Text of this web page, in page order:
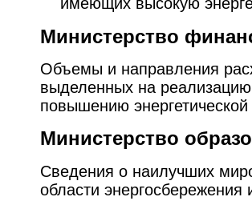
Министерство
Объемы и направления
выделенных на
повышению
Министерство
Сведения о наилучших
области энергосбережения